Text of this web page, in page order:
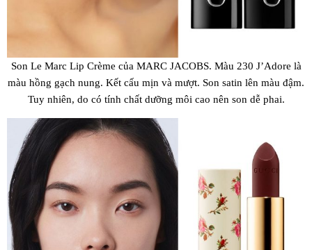
Son Le Marc Lip Crème của MARC JACOBS. Màu 230 J’Adore là
màu hồng gạch nung. Kết cấu mịn và mượt. Son satin lên màu đậm.
Tuy nhiên, do có tính chất dưỡng môi cao nên son dễ phai.